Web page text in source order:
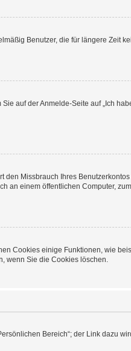
Benutzer, die für längere Zeit
auf der Anmelde-Seite auf „Ich
den Missbrauch Ihres
an einem öffentlichen Computer,
Cookies einige Funktionen, wie
wenn Sie die Cookies löschen.
Bereich“; der Link dazu